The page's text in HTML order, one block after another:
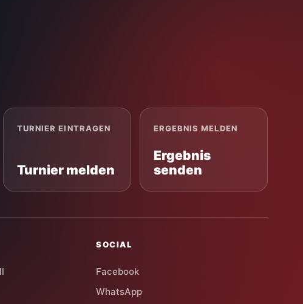
TURNIER EINTRAGEN
Turnier melden
ERGEBNIS MELDEN
Ergebnis
senden
SOCIAL
Facebook
WhatsApp